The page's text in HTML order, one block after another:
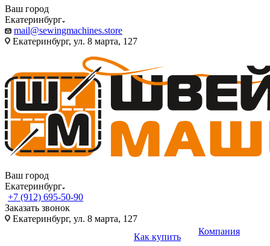
Ваш город
Екатеринбург
mail@sewingmachines.store
Екатеринбург, ул. 8 марта, 127
Ваш город
Екатеринбург
+7 (912) 695-50-90
Заказать звонок
Екатеринбург, ул. 8 марта, 127
Как купить
Компания